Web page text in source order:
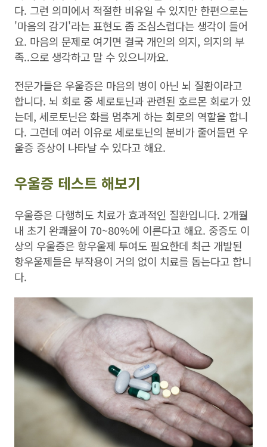
다. 그런 의미에서 적절한 비유일 수 있지만 한편으로는
'마음의 감기'라는 표현도 좀 조심스럽다는 생각이 들어
요. 마음의 문제로 여기면 결국 개인의 의지, 의지의 부
족..으로 생각하고 말 수 있으니까요.
전문가들은 우울증은 마음의 병이 아닌 뇌 질환이라고
합니다. 뇌 회로 중 세로토닌과 관련된 호르몬 회로가 있
는데, 세로토닌은 화를 멈추게 하는 회로의 역할을 합니
다. 그런데 여러 이유로 세로토닌의 분비가 줄어들면 우
울증 증상이 나타날 수 있다고 해요.
우울증 테스트 해보기
우울증은 다행히도 치료가 효과적인 질환입니다. 2개월
내 초기 완쾌율이 70~80%에 이른다고 해요. 중증도 이
상의 우울증은 항우울제 투여도 필요한데 최근 개발된
항우울제들은 부작용이 거의 없이 치료를 돕는다고 합니
다.